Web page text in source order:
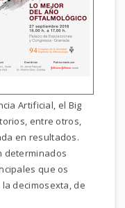
Artificial, el Big
entre otros,
en resultados.
determinados
que os
decimosexta, de